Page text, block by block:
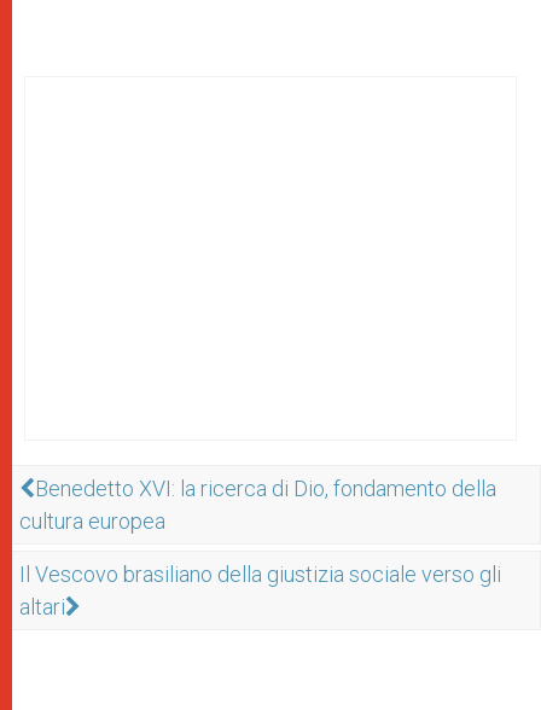
Benedetto XVI: la ricerca di Dio, fondamento della
cultura europea
Il Vescovo brasiliano della giustizia sociale verso gli
altari